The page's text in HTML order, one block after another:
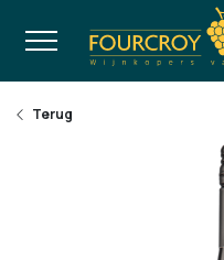
Terug